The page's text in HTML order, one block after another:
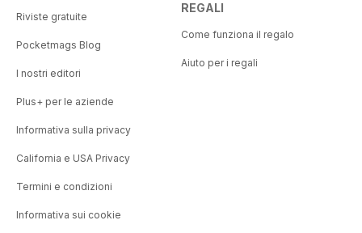
Riviste gratuite
Pocketmags Blog
I nostri editori
Plus+ per le aziende
Informativa sulla privacy
California e USA Privacy
Termini e condizioni
Informativa sui cookie
REGALI
Come funziona il regalo
Aiuto per i regali